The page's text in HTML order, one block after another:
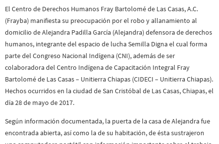
El Centro de Derechos Humanos Fray Bartolomé de Las Casas, A.C.
(Frayba) manifiesta su preocupación por el robo y allanamiento al
domicilio de Alejandra Padilla García (Alejandra) defensora de derechos
humanos, integrante del espacio de lucha Semilla Digna el cual forma
parte del Congreso Nacional Indígena (CNI), además de ser
colaboradora del Centro Indígena de Capacitación Integral Fray
Bartolomé de Las Casas – Unitierra Chiapas (CIDECI – Unitierra Chiapas).
Hechos ocurridos en la ciudad de San Cristóbal de Las Casas, Chiapas, el
día 28 de mayo de 2017.
Según información documentada, la puerta de la casa de Alejandra fue
encontrada abierta, así como la de su habitación, de ésta sustrajeron